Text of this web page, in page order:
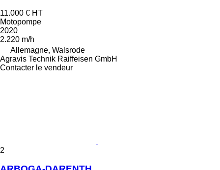
11.000 € HT
Motopompe
2020
2.220 m/h
Allemagne, Walsrode
Agravis Technik Raiffeisen GmbH
Contacter le vendeur
2